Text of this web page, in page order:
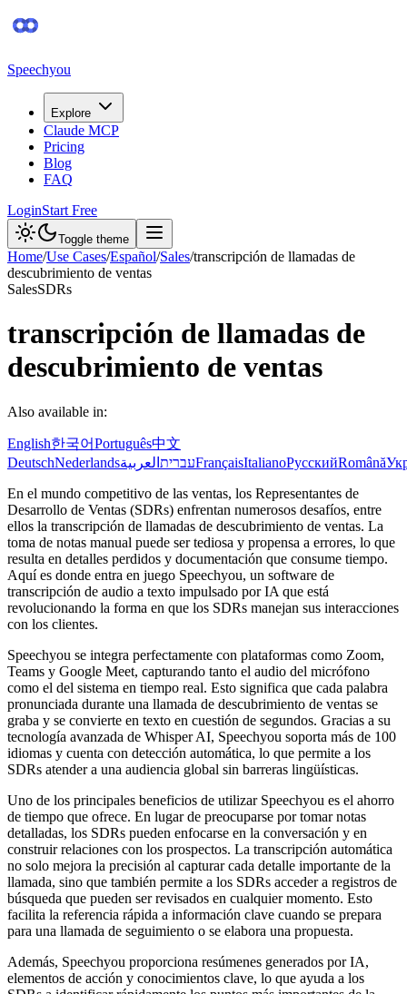
Speechyou
Explore
Claude MCP
Pricing
Blog
FAQ
LoginStart Free
Toggle theme
Home/Use Cases/Español/Sales/transcripción de llamadas de
descubrimiento de ventas
SalesSDRs
transcripción de llamadas de
descubrimiento de ventas
Also available in:
English한국어Português中文
DeutschNederlands עברית العربية FrançaisItalianoРусскийRomână
En el mundo competitivo de las ventas, los Representantes de
Desarrollo de Ventas (SDRs) enfrentan numerosos desafíos, entre
ellos la transcripción de llamadas de descubrimiento de ventas. La
toma de notas manual puede ser tediosa y propensa a errores, lo que
resulta en detalles perdidos y documentación que consume tiempo.
Aquí es donde entra en juego Speechyou, un software de
transcripción de audio a texto impulsado por IA que está
revolucionando la forma en que los SDRs manejan sus interacciones
con los clientes.
Speechyou se integra perfectamente con plataformas como Zoom,
Teams y Google Meet, capturando tanto el audio del micrófono
como el del sistema en tiempo real. Esto significa que cada palabra
pronunciada durante una llamada de descubrimiento de ventas se
graba y se convierte en texto en cuestión de segundos. Gracias a su
tecnología avanzada de Whisper AI, Speechyou soporta más de 100
idiomas y cuenta con detección automática, lo que permite a los
SDRs atender a una audiencia global sin barreras lingüísticas.
Uno de los principales beneficios de utilizar Speechyou es el ahorro
de tiempo que ofrece. En lugar de preocuparse por tomar notas
detalladas, los SDRs pueden enfocarse en la conversación y en
construir relaciones con los prospectos. La transcripción automática
no solo mejora la precisión al capturar cada detalle importante de la
llamada, sino que también permite a los SDRs acceder a registros de
búsqueda que pueden ser revisados en cualquier momento. Esto
facilita la referencia rápida a información clave cuando se prepara
para una llamada de seguimiento o se elabora una propuesta.
Además, Speechyou proporciona resúmenes generados por IA,
elementos de acción y conocimientos clave, lo que ayuda a los